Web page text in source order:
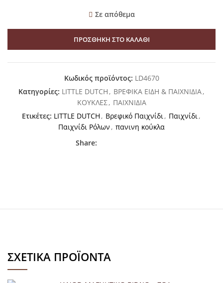
Σε απόθεμα
ΠΡΟΣΘΉΚΗ ΣΤΟ ΚΑΛΆΘΙ
Κωδικός προϊόντος: LD4670
Κατηγορίες: LITTLE DUTCH, ΒΡΕΦΙΚΑ ΕΙΔΗ & ΠΑΙΧΝΙΔΙΑ,
ΚΟΥΚΛΕΣ, ΠΑΙΧΝΙΔΙΑ
Ετικέτες: LITTLE DUTCH, Βρεφικό Παιχνίδι, Παιχνίδι,
Παιχνίδι Ρόλων, πανινη κούκλα
Share:
ΣΧΕΤΙΚΆ ΠΡΟΪΌΝΤΑ